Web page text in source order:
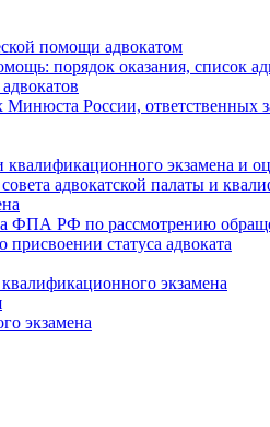
помощи адвокатом
порядок оказания, список
России, ответственных
экзамена и
адвокатской палаты и
ФПА РФ по рассмотрению
присвоении статуса адвоката
экзамена
экзамена